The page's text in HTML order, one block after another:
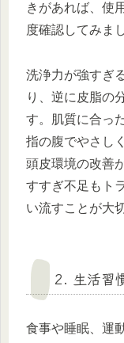
きがあれば、使
度確認してみま
洗浄力が強すぎ
り、逆に皮脂の
す。肌質に合っ
指の腹でやさし
頭皮環境の改善
すすぎ不足もト
い流すことが大
2. 生活習
食事や睡眠、運